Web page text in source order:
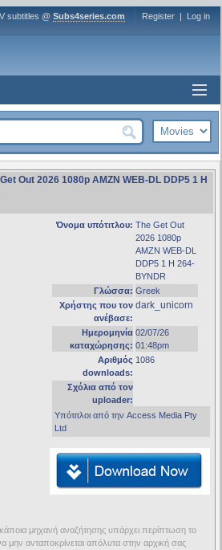
subtitles @ Subs4series.com Register | Log in
Out 2026 1080p AMZN WEB-DL DDP5 1 H
Όνομα υπότιτλου: The Get Out
2026 1080p
AMZN WEB-DL
DDP5 1 H 264-
BYNDR
Γλώσσα: Greek
Χρήστης που τον
ανέβασε:
dark_unicorn
Ημερομηνία
καταχώρησης:
02/07/26
01:48pm
Αριθμός
downloads:
1086
Σχόλια από τον
uploader:
Υπότιτλοι από την Access Media Pty
Ltd
μηχανή αναζήτησης υπάρχει περίπτωση το
μην ανταποκρίνεται απόλυτα στην αρχική σας